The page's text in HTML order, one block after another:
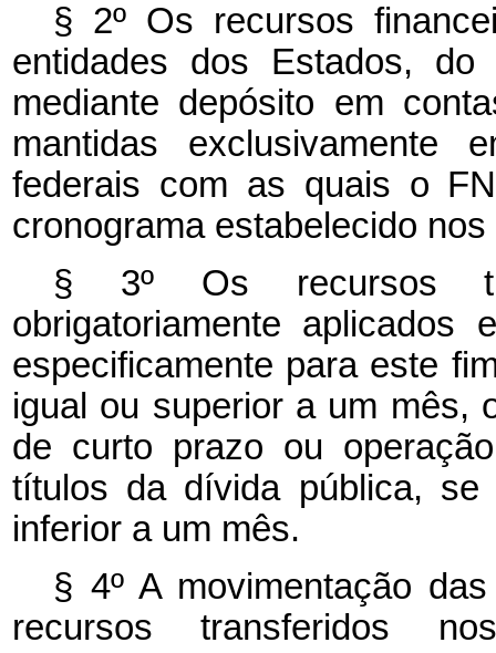
§ 2º Os recursos
entidades dos Estados,
mediante depósito em
mantidas exclusivamente
federais com as quais o
cronograma estabelecido
§ 3º Os recursos
obrigatoriamente aplicados
especificamente para este
igual ou superior a um mês,
de curto prazo ou
títulos da dívida pública,
inferior a um mês.
§ 4º A movimentação
recursos transferidos